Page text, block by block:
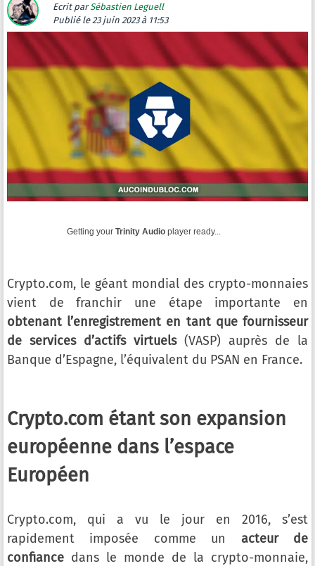
Ecrit parSébastien Leguell
Publié le 23 juin 2023 à 11:53
Getting your Trinity Audio player ready...
Crypto.com, le géant mondial des crypto-monnaies
vient de franchir une étape importante en
obtenant l’enregistrement en tant que fournisseur
de services d’actifs virtuels(VASP) auprès de la
Banque d’Espagne, l’équivalent du PSAN en France.
Crypto.com étant son expansion
européenne dans l’espace
Européen
Crypto.com, qui a vu le jour en 2016, s’est
rapidement imposée comme un acteur de
confiance dans le monde de la crypto-monnaie,